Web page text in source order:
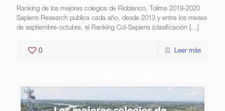
Ranking de los mejores colegios de Rioblanco, Tolima 2019-2020
Sapiens Research publica cada año, desde 2013 y entre los meses
de septiembre-octubre, el Ranking Col-Sapiens (clasificación […]
0 Leer más